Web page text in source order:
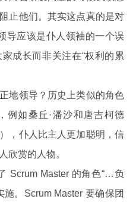
止他们。其实这点真的是对
导应该是仆人领袖的一个误
成长而非关注在“权利的累
地领导？历史上类似的角色
例如桑丘·潘沙和唐吉柯德
，仆人比主人更加聪明，信
欣赏的人物。
Scrum Master 的角色“…负
。Scrum Master 要确保团